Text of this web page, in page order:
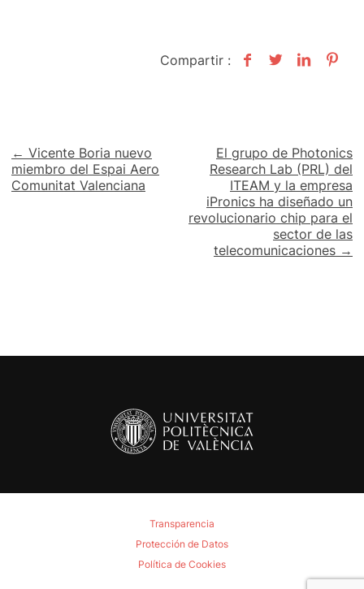
Compartir :
Navegación
de
← Vicente Boria nuevo
miembro del Espai Aero
Comunitat Valenciana
El grupo de Photonics
Research Lab (PRL) del
ITEAM y la empresa
iPronics ha diseñado un
revolucionario chip para el
sector de las
telecomunicaciones →
Transparencia
Protección de Datos
Política de Cookies